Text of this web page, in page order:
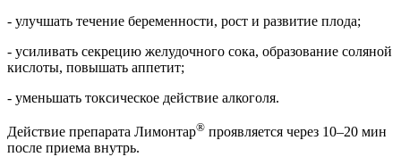
- улучшать течение беременности, рост и развитие плода;
- усиливать секрецию желудочного сока, образование соляной
кислоты, повышать аппетит;
- уменьшать токсическое действие алкоголя.
Действие препарата Лимонтар® проявляется через 10–20 мин
после приема внутрь.